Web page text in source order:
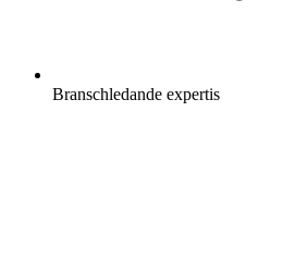
Branschledande expertis